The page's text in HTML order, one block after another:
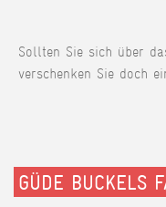
Sollten Sie sich über
verschenken Sie doch
GÜDE BUCKELS